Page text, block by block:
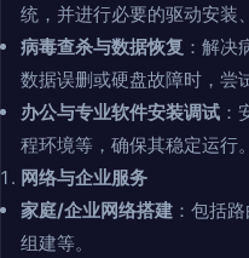
统，并进行必要的驱动安装
病毒查杀与数据恢复 ：解决
数据误删或硬盘故障时，尝
办公与专业软件安装调试 ：
程环境等，确保其稳定运行。
网络与企业服务
家庭/企业网络搭建 ：包括
组建等。